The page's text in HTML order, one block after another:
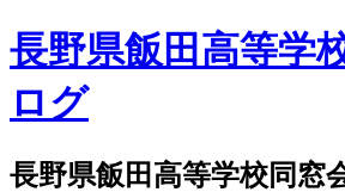
長野県飯田高等学
ログ
長野県飯田高等学校同窓